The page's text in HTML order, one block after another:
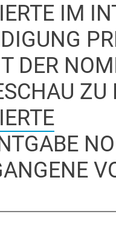
IM
DER